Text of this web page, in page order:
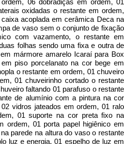
oxidadas o restante em ordem,
acoplada em cerâmica Deca na
de vaso sem o conjunto de fixação
com vazamento, o restante em
folhas sendo uma fixa e outra de
mármore amarelo Icaraí para Box
piso porcelanato na cor bege em
o restante em ordem, 01 chuveiro
01 chuveirinho cortado o restante
faltando 01 parafuso o restante
de alumínio com a pintura na cor
vidros jateados em ordem, 01 ralo
01 suporte na cor preta fixo na
ordem, 01 porta papel higiênico em
parede na altura do vaso o restante
luz e energia, 01 espelho de luz em